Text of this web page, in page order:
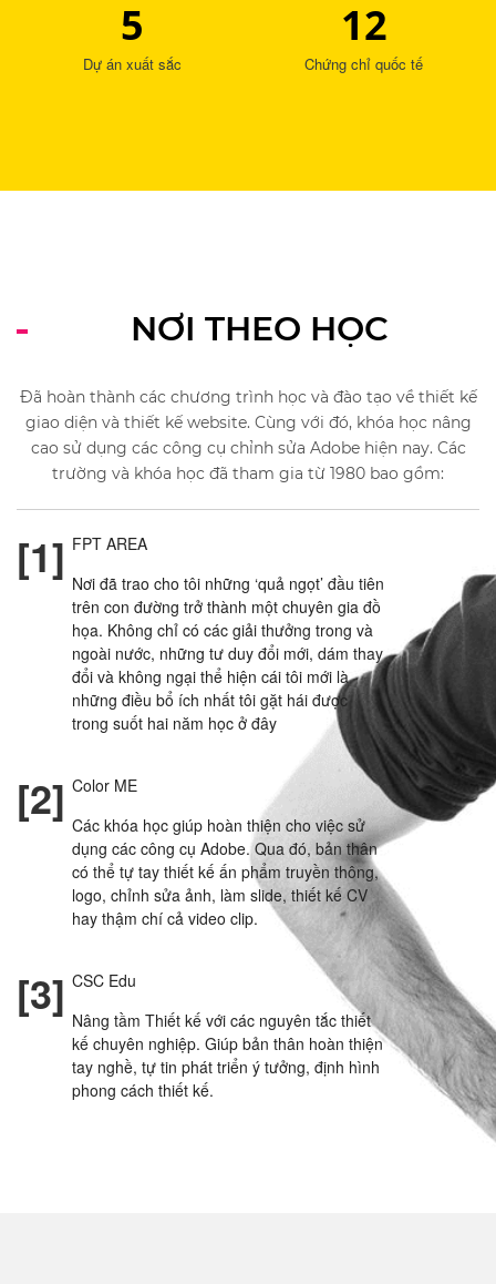
5
Dự án xuất sắc
12
Chứng chỉ quốc tế
NƠI THEO HỌC
Đã hoàn thành các chương trình học và đào tạo về thiết kế
giao diện và thiết kế website. Cùng với đó, khóa học nâng
cao sử dụng các công cụ chỉnh sửa Adobe hiện nay. Các
trường và khóa học đã tham gia từ 1980 bao gồm:
[1] FPT AREA
Nơi đã trao cho tôi những ‘quả ngọt’ đầu tiên
trên con đường trở thành một chuyên gia đồ
họa. Không chỉ có các giải thưởng trong và
ngoài nước, những tư duy đổi mới, dám thay
đổi và không ngại thể hiện cái tôi mới là
những điều bổ ích nhất tôi gặt hái được
trong suốt hai năm học ở đây
[2] Color ME
Các khóa học giúp hoàn thiện cho việc sử
dụng các công cụ Adobe. Qua đó, bản thân
có thể tự tay thiết kế ấn phẩm truyền thông,
logo, chỉnh sửa ảnh, làm slide, thiết kế CV
hay thậm chí cả video clip.
[3] CSC Edu
Nâng tầm Thiết kế với các nguyên tắc thiết
kế chuyên nghiệp. Giúp bản thân hoàn thiện
tay nghề, tự tin phát triển ý tưởng, định hình
phong cách thiết kế.